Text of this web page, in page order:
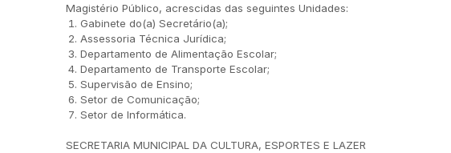
Magistério Público, acrescidas das seguintes Unidades:
Gabinete do(a) Secretário(a);
Assessoria Técnica Jurídica;
Departamento de Alimentação Escolar;
Departamento de Transporte Escolar;
Supervisão de Ensino;
Setor de Comunicação;
Setor de Informática.
SECRETARIA MUNICIPAL DA CULTURA, ESPORTES E LAZER